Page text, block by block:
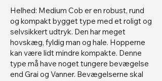
Helhed: Medium Cob er en robust, rund
og kompakt bygget type med et roligt og
selvsikkert udtryk. Den har meget
hovskæg, fyldig man og hale. Hopperne
kan være lidt mindre kompakte. Denne
type må have noget tungere bevægelse
end Grai og Vanner. Bevægelserne skal